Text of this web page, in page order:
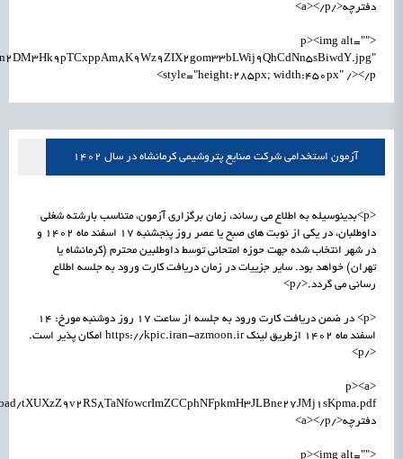
دفترچه</a></p>
<p><img alt=""
style="height:285px; width:450px" /></p>
آزمون استخدامی شرکت صنایع پتروشیمی کرمانشاه در سال 1402
<p>بدینوسیله به اطلاع می رساند، زمان برگزاری آزمون، متناسب بارشته شغلی
داوطلبان، در یکی از نوبت های صبح یا عصر روز پنجشنبه ۱۷ اسفند ماه 1402 و
در شهر انتخاب شده جهت حوزه امتحانی توسط داوطلبین محترم (کرمانشاه یا
تهران) خواهد بود. سایر جزییات در زمان دریافت کارت ورود به جلسه اطلاع
رسانی می گردد.</p>
<p> در ضمن دریافت کارت ورود به جلسه از ساعت ۱۷ روز دوشنبه مورخ: ۱۴
اسفند ماه 1402 ازطریق لینک https://kpic.iran-azmoon.ir امکان پذیر است.
</p>
<p><a
دفترچه</a></p>
<p><img alt=""